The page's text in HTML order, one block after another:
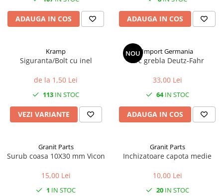
1.8.5. Transmisie punte fața 2 WD
(2x4)
1.8.6. Transmisie punte fața 4 WD
(4x4)
1.8.7. Direcție
transmisie
1.8.10. Volante
1.8.11. Ambreaje lamelare și
ADAUGA IN COS ADAUGA IN COS
Kramp
Siguranta/Bolt cu inel
de la 1,50 Lei
113 IN STOC
VEZI VARIANTE
NOUImport Germania
Arc grebla Deutz-Fahr
33,00 Lei
64IN STOC
ADAUGA IN COS
Granit Parts
Surub coasa 10X30 mm Vicon
15,00 Lei
1 IN STOC
Granit Parts
Inchizatoare capota medie
10,00 Lei
20IN STOC